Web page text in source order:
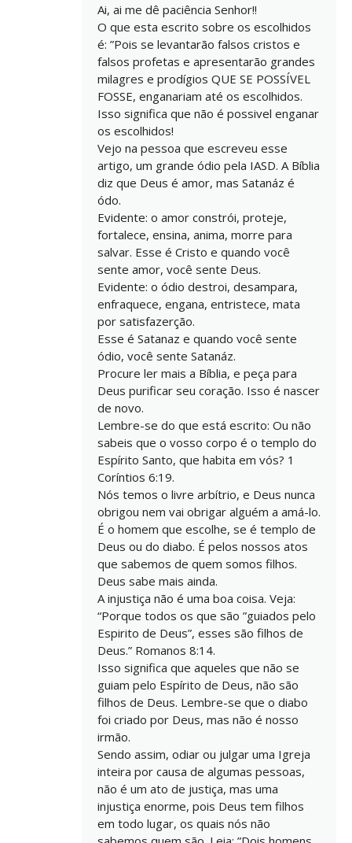
Ai, ai me dê paciência Senhor!!
O que esta escrito sobre os escolhidos
é: ”Pois se levantarão falsos cristos e
falsos profetas e apresentarão grandes
milagres e prodígios QUE SE POSSÍVEL
FOSSE, enganariam até os escolhidos.
Isso significa que não é possivel enganar
os escolhidos!
Vejo na pessoa que escreveu esse
artigo, um grande ódio pela IASD. A Bíblia
diz que Deus é amor, mas Satanáz é
ódo.
Evidente: o amor constrói, proteje,
fortalece, ensina, anima, morre para
salvar. Esse é Cristo e quando você
sente amor, você sente Deus.
Evidente: o ódio destroi, desampara,
enfraquece, engana, entristece, mata
por satisfazerção.
Esse é Satanaz e quando você sente
ódio, você sente Satanáz.
Procure ler mais a Bíblia, e peça para
Deus purificar seu coração. Isso é nascer
de novo.
Lembre-se do que está escrito: Ou não
sabeis que o vosso corpo é o templo do
Espírito Santo, que habita em vós? 1
Coríntios 6:19.
Nós temos o livre arbítrio, e Deus nunca
obrigou nem vai obrigar alguém a amá-lo.
É o homem que escolhe, se é templo de
Deus ou do diabo. É pelos nossos atos
que sabemos de quem somos filhos.
Deus sabe mais ainda.
A injustiça não é uma boa coisa. Veja:
“Porque todos os que são ”guiados pelo
Espirito de Deus”, esses são filhos de
Deus.” Romanos 8:14.
Isso significa que aqueles que não se
guiam pelo Espírito de Deus, não são
filhos de Deus. Lembre-se que o diabo
foi criado por Deus, mas não é nosso
irmão.
Sendo assim, odiar ou julgar uma Igreja
inteira por causa de algumas pessoas,
não é um ato de justiça, mas uma
injustiça enorme, pois Deus tem filhos
em todo lugar, os quais nós não